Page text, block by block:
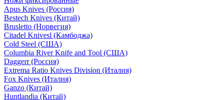
Apus Knives (Россия)
Bestech Knives (Китай)
Brusletto (Норвегия)
Citadel Knivesl (Камбоджа)
Cold Steel (США)
Columbia River Knife and Tool (США)
Daggerr (Россия)
Extrema Ratio Knives Division (Италия)
Fox Knives (Италия)
Ganzo (Китай)
Huntlandia (Китай)